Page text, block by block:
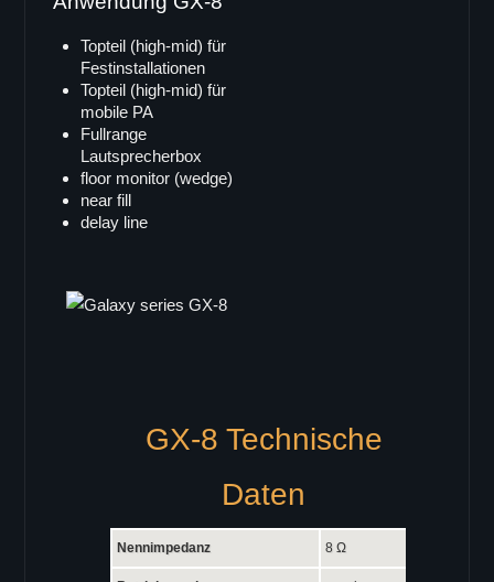
Vector 8
Vector 6
Viper Serie
Viper-pro
Viper-LA
GS-15
GS-8
Coaxial GX Serie
GX-15
Topteil (high-mid) für
Festinstallationen
Topteil (high-mid) für
mobile PA
Fullrange
Lautsprecherbox
floor monitor (wedge)
near fill
delay line
GX-8 Technische
Daten
Nennimpedanz 8 Ω